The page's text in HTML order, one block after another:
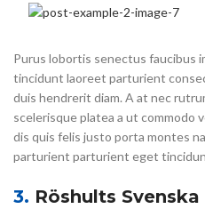
Purus lobortis senectus
tincidunt laoreet parturient
duis hendrerit diam. A at nec
scelerisque platea a ut commodo
dis quis felis justo porta montes
parturient parturient eget
3. Röshults